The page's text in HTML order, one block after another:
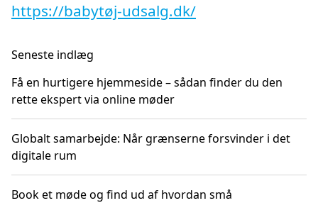
https://babytøj-udsalg.dk/
Seneste indlæg
Få en hurtigere hjemmeside – sådan finder du den
rette ekspert via online møder
Globalt samarbejde: Når grænserne forsvinder i det
digitale rum
Book et møde og find ud af hvordan små